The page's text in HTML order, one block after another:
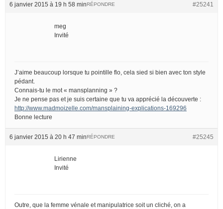
6 janvier 2015 à 19 h 58 min #25241
RÉPONDRE
meg
Invité
J’aime beaucoup lorsque tu pointille flo, cela sied si bien avec ton style
pédant.
Connais-tu le mot « mansplanning » ?
Je ne pense pas et je suis certaine que tu va apprécié la découverte :
http://www.madmoizelle.com/mansplaining-explications-169296
Bonne lecture
6 janvier 2015 à 20 h 47 min #25245
RÉPONDRE
Lirienne
Invité
Outre, que la femme vénale et manipulatrice soit un cliché, on a